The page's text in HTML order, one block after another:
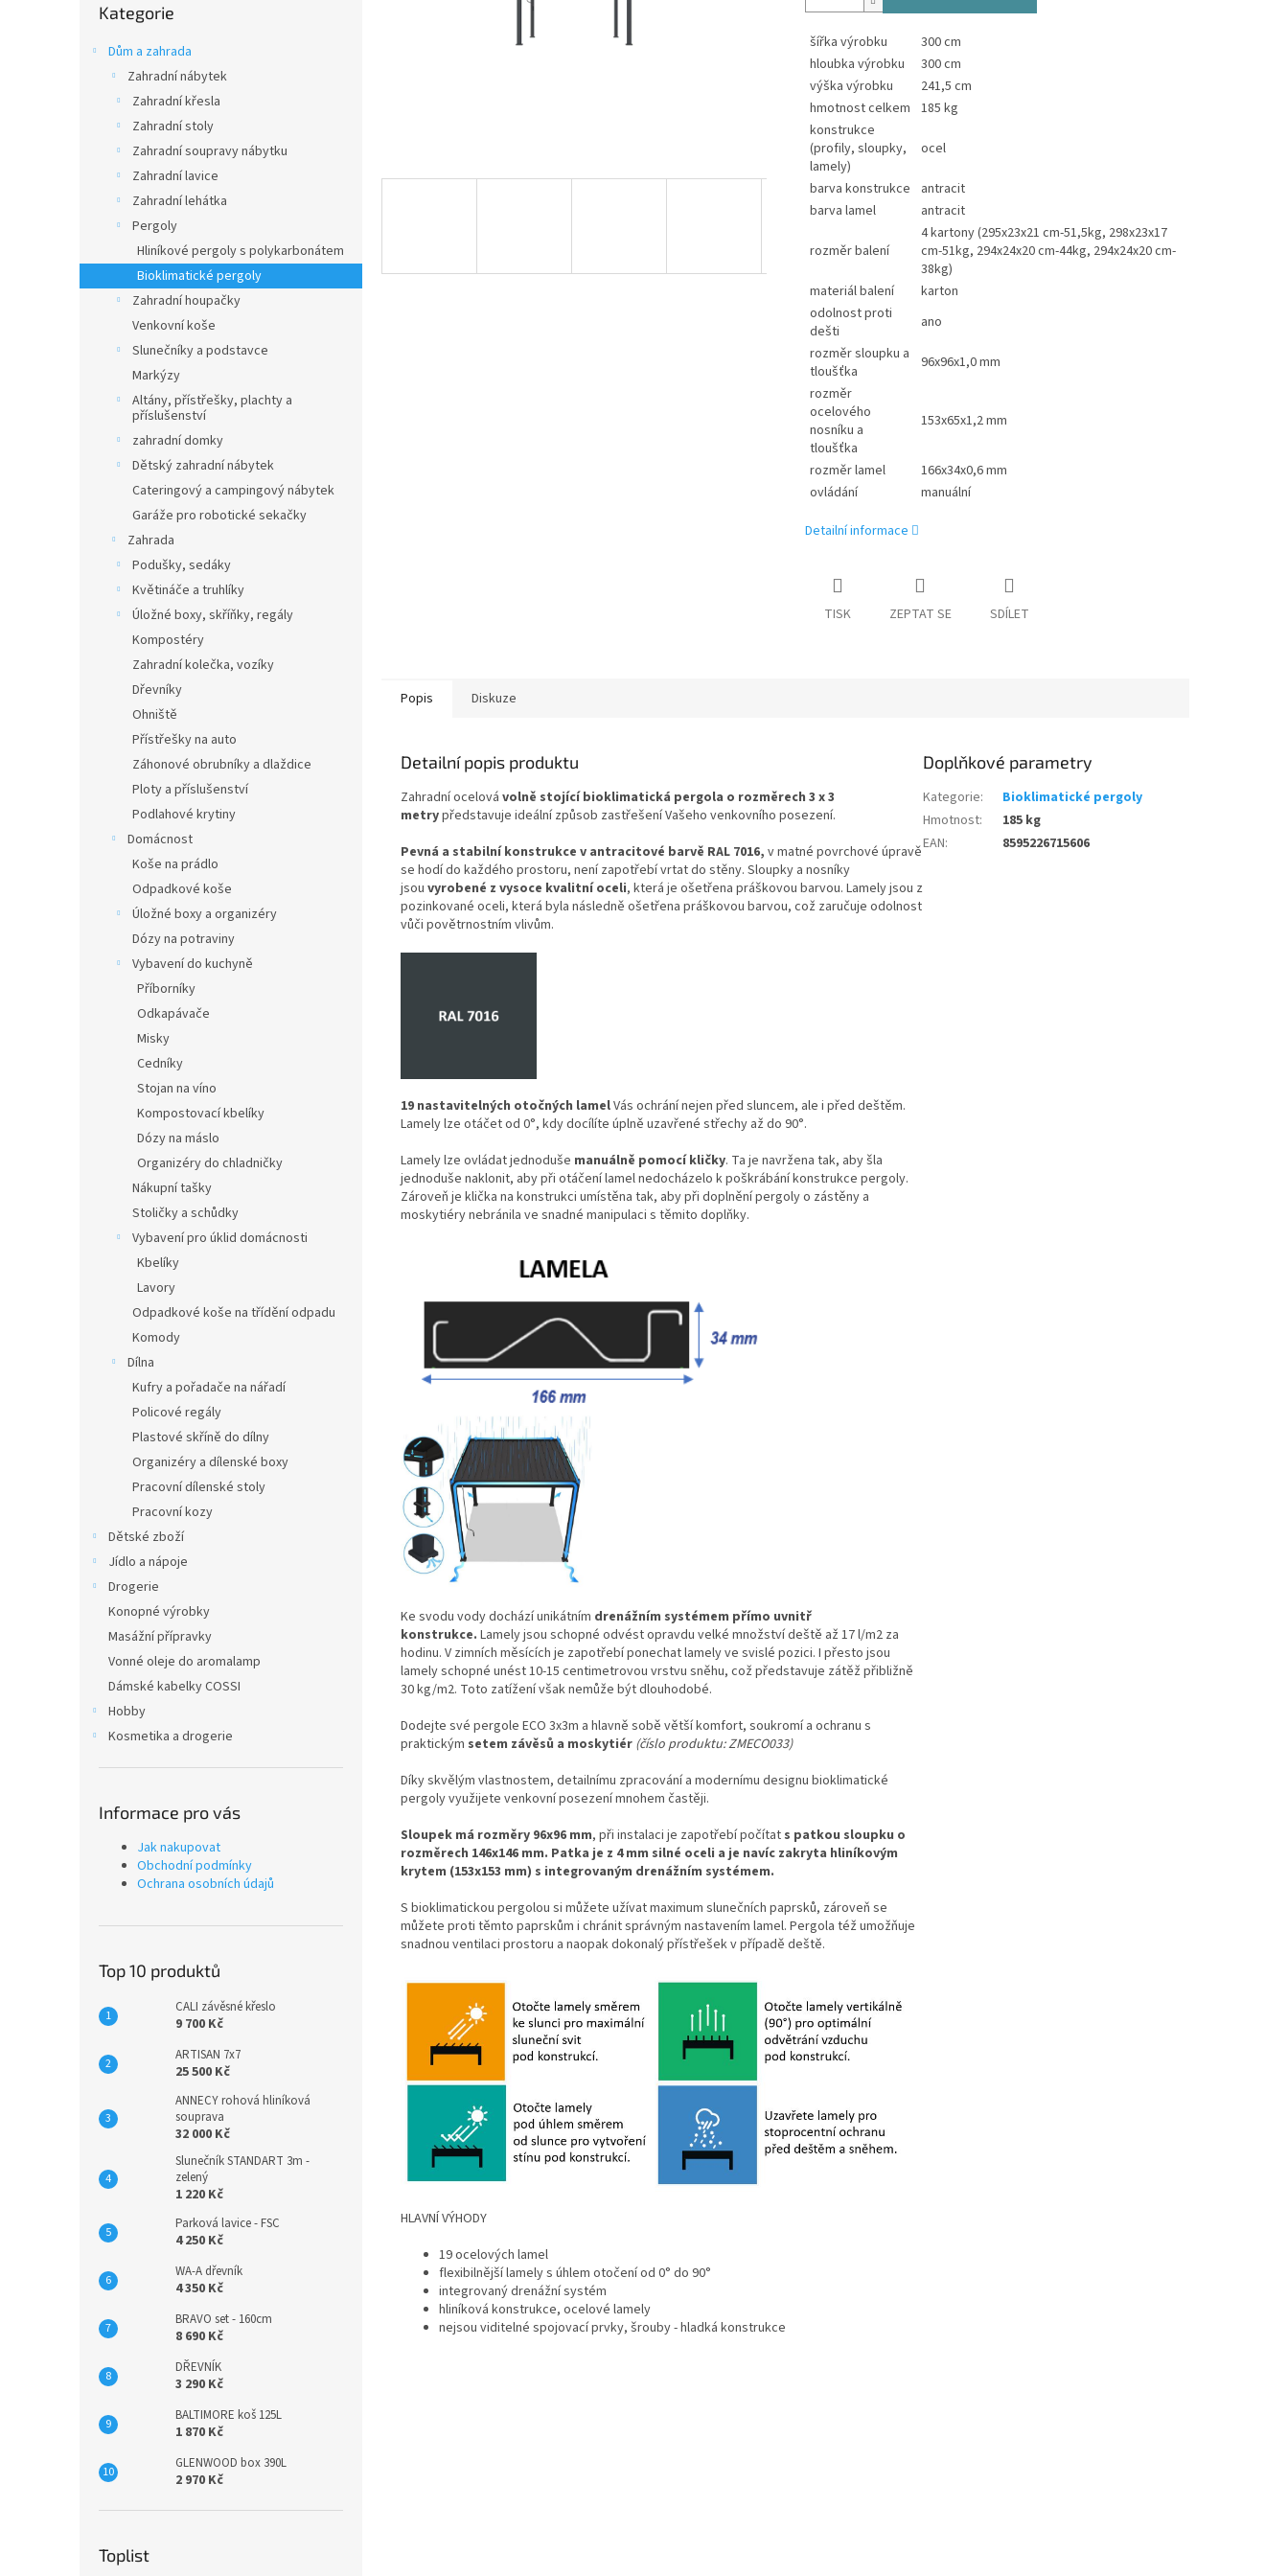
kategorie
Kategorie
Dům a zahrada
Zahradní nábytek
Zahradní křesla
Zahradní stoly
Zahradní soupravy nábytku
Zahradní lavice
Zahradní lehátka
Pergoly
Hliníkové pergoly s polykarbonátem
Bioklimatické pergoly
Zahradní houpačky
Venkovní koše
Slunečníky a podstavce
Markýzy
Altány, přístřešky, plachty a
příslušenství
zahradní domky
Dětský zahradní nábytek
Cateringový a campingový nábytek
Garáže pro robotické sekačky
Zahrada
Podušky, sedáky
Květináče a truhlíky
Úložné boxy, skříňky, regály
Kompostéry
Zahradní kolečka, vozíky
Dřevníky
Ohniště
Přístřešky na auto
Záhonové obrubníky a dlaždice
Ploty a příslušenství
Podlahové krytiny
Domácnost
Koše na prádlo
Odpadkové koše
Úložné boxy a organizéry
Dózy na potraviny
Vybavení do kuchyně
Příborníky
Odkapávače
Misky
Cedníky
Stojan na víno
Kompostovací kbelíky
Dózy na máslo
Organizéry do chladničky
Nákupní tašky
Stoličky a schůdky
Vybavení pro úklid domácnosti
Kbelíky
Lavory
Odpadkové koše na třídění odpadu
Komody
Dílna
Kufry a pořadače na nářadí
Policové regály
Plastové skříně do dílny
Organizéry a dílenské boxy
Pracovní dílenské stoly
Pracovní kozy
Dětské zboží
Jídlo a nápoje
Drogerie
Konopné výrobky
Masážní přípravky
Vonné oleje do aromalamp
Dámské kabelky COSSI
Hobby
Kosmetika a drogerie
Informace pro vás
Jak nakupovat
Obchodní podmínky
Ochrana osobních údajů
Top 10 produktů
CALI závěsné křeslo
9 700 Kč
ARTISAN 7x7
25 500 Kč
ANNECY rohová hliníková
souprava
32 000 Kč
Slunečník STANDART 3m -
zelený
1 220 Kč
Parková lavice - FSC
4 250 Kč
WA-A dřevník
4 350 Kč
BRAVO set - 160cm
8 690 Kč
DŘEVNÍK
3 290 Kč
BALTIMORE koš 125L
1 870 Kč
GLENWOOD box 390L
2 970 Kč
Toplist
šířka výrobku
300 cm
hloubka výrobku
300 cm
výška výrobku
241,5 cm
hmotnost celkem 185 kg
konstrukce
(profily, sloupky,
lamely)
ocel
barva konstrukce
antracit
barva lamel
antracit
rozměr balení
4 kartony (295x23x21 cm-51,5kg, 298x23x17
cm-51kg, 294x24x20 cm-44kg, 294x24x20 cm-
38kg)
materiál balení
karton
odolnost proti
dešti
ano
rozměr sloupku a
tloušťka
96x96x1,0 mm
rozměr
ocelového
nosníku a
tloušťka
153x65x1,2 mm
rozměr lamel
166x34x0,6 mm
ovládání
manuální
Detailní informace
TISK ZEPTAT SE SDÍLET
Popis Diskuze
Detailní popis produktu
Zahradní ocelová volně stojící bioklimatická pergola o rozměrech 3 x 3
metrypředstavuje ideální způsob zastřešení Vašeho venkovního posezení.
Pevná a stabilní konstrukce v antracitové barvě RAL 7016, v matné povrchové úpravě
se hodí do každého prostoru, není zapotřebí vrtat do stěny. Sloupky a nosníky
jsou vyrobené z vysoce kvalitní oceli, která je ošetřena práškovou barvou. Lamely jsou z
pozinkované oceli, která byla následně ošetřena práškovou barvou, což zaručuje odolnost
vůči povětrnostním vlivům.
19 nastavitelných otočných lamelVás ochrání nejen před sluncem, ale i před deštěm.
Lamely lze otáčet od 0°, kdy docílíte úplně uzavřené střechy až do 90°.
Lamely lze ovládat jednoduše manuálně pomocí kličky. Ta je navržena tak, aby šla
jednoduše naklonit, aby při otáčení lamel nedocházelo k poškrábání konstrukce pergoly.
Zároveň je klička na konstrukci umístěna tak, aby při doplnění pergoly o zástěny a
moskytiéry nebránila ve snadné manipulaci s těmito doplňky.
Ke svodu vody dochází unikátním drenážním systémem přímo uvnitř
konstrukce. Lamely jsou schopné odvést opravdu velké množství deště až 17 l/m2 za
hodinu. V zimních měsících je zapotřebí ponechat lamely ve svislé pozici. I přesto jsou
lamely schopné unést 10-15 centimetrovou vrstvu sněhu, což představuje zátěž přibližně
30 kg/m2. Toto zatížení však nemůže být dlouhodobé.
Dodejte své pergole ECO 3x3m a hlavně sobě větší komfort, soukromí a ochranu s
praktickým setem závěsů a moskytiér (číslo produktu: ZMECO033)
Díky skvělým vlastnostem, detailnímu zpracování a modernímu designu bioklimatické
pergoly využijete venkovní posezení mnohem častěji.
Sloupek má rozměry 96x96 mm, při instalaci je zapotřebí počítat s patkou sloupku o
rozměrech 146x146 mm. Patka je z 4 mm silné oceli a je navíc zakryta hliníkovým
krytem (153x153 mm) s integrovaným drenážním systémem.
S bioklimatickou pergolou si můžete užívat maximum slunečních paprsků, zároveň se
můžete proti těmto paprskům i chránit správným nastavením lamel. Pergola též umožňuje
snadnou ventilaci prostoru a naopak dokonalý přístřešek v případě deště.
HLAVNÍ VÝHODY
19 ocelových lamel
flexibilnější lamely s úhlem otočení od 0° do 90°
integrovaný drenážní systém
hliníková konstrukce, ocelové lamely
nejsou viditelné spojovací prvky, šrouby - hladká konstrukce
Doplňkové parametry
Kategorie:
Bioklimatické pergoly
Hmotnost:
185 kg
EAN: 8595226715606